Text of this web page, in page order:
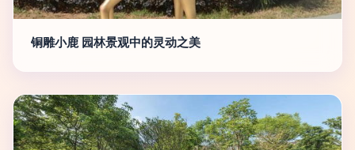
铜雕小鹿 园林景观中的灵动之美